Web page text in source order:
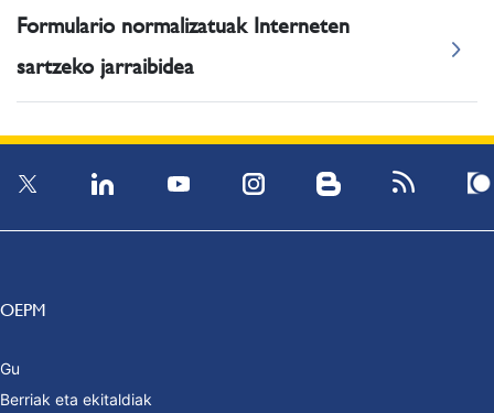
Formulario normalizatuak Interneten
sartzeko jarraibidea
OEPM
Gu
Berriak eta ekitaldiak